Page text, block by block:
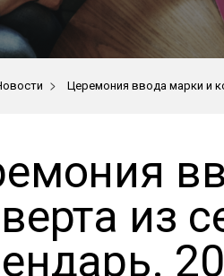
> Церемония ввода марки и
из